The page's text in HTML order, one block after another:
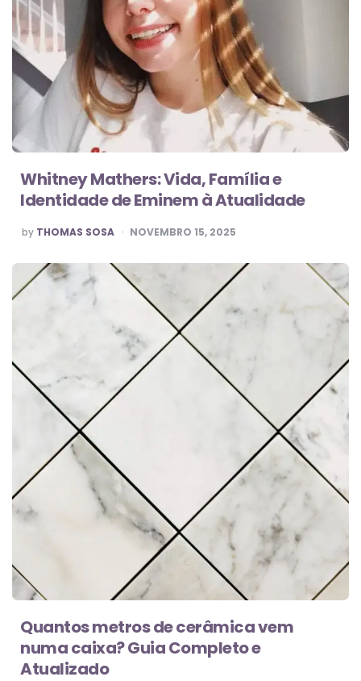
Whitney Mathers: Vida, Família e
Identidade de Eminem à Atualidade
POSTED
BY
by THOMAS SOSA NOVEMBRO 15, 2025
Quantos metros de cerâmica vem
numa caixa? Guia Completo e
Atualizado